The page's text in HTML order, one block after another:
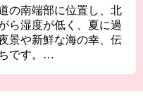
の南端部に位置し、北
ら湿度が低く、夏に過
景や新鮮な海の幸、伝
です。